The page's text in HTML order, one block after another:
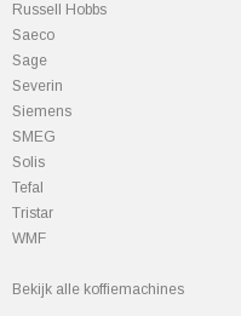
Russell Hobbs
Saeco
Sage
Severin
Siemens
SMEG
Solis
Tefal
Tristar
WMF
Bekijk alle koffiemachines